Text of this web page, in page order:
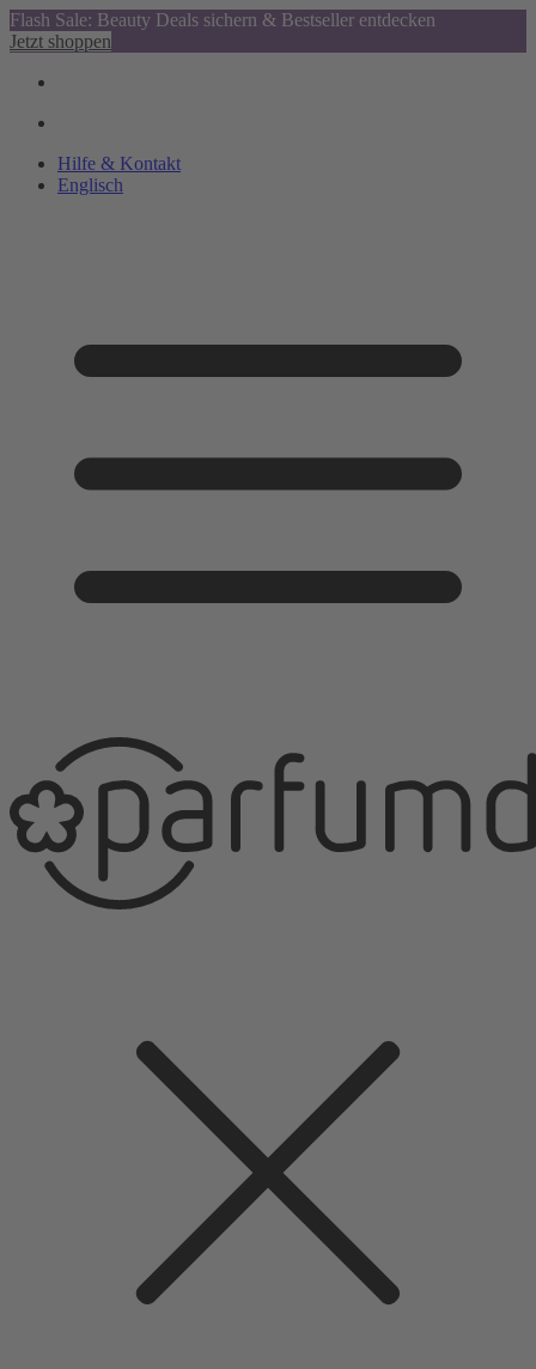
Flash Sale: Beauty Deals sichern & Bestseller entdecken
Jetzt shoppen
Hilfe & Kontakt
Englisch